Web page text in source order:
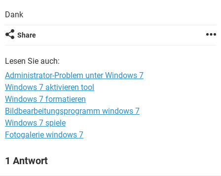
Dank
Share
Lesen Sie auch:
Administrator-Problem unter Windows 7
Windows 7 aktivieren tool
Windows 7 formatieren
Bildbearbeitungsprogramm windows 7
Windows 7 spiele
Fotogalerie windows 7
1 Antwort